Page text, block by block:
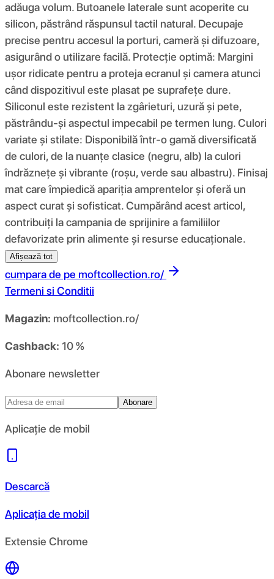
adăuga volum. Butoanele laterale sunt acoperite cu
silicon, păstrând răspunsul tactil natural. Decupaje
precise pentru accesul la porturi, cameră și difuzoare,
asigurând o utilizare facilă. Protecție optimă: Margini
ușor ridicate pentru a proteja ecranul și camera atunci
când dispozitivul este plasat pe suprafețe dure.
Siliconul este rezistent la zgârieturi, uzură și pete,
păstrându-și aspectul impecabil pe termen lung. Culori
variate și stilate: Disponibilă într-o gamă diversificată
de culori, de la nuanțe clasice (negru, alb) la culori
îndrăznețe și vibrante (roșu, verde sau albastru). Finisaj
mat care împiedică apariția amprentelor și oferă un
aspect curat și sofisticat. Cumpărând acest articol,
contribuiți la campania de sprijinire a familiilor
defavorizate prin alimente și resurse educaționale.
Afișează tot
cumpara de pe moftcollection.ro/
Termeni si Conditii
Magazin: moftcollection.ro/
Cashback: 10 %
Abonare newsletter
Abonare
Aplicație de mobil
Descarcă
Aplicația de mobil
Extensie Chrome